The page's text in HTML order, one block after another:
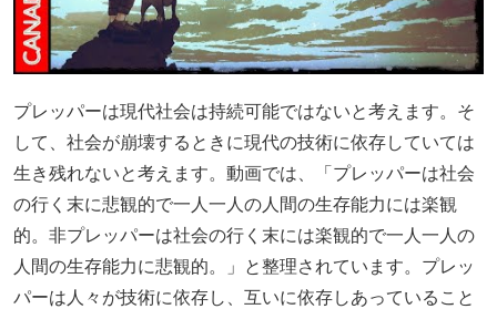
プレッパーは現代社会は持続可能ではないと考えます。そ
して、社会が崩壊するときに現代の技術に依存していては
生き残れないと考えます。動画では、「プレッパーは社会
の行く末に悲観的で一人一人の人間の生存能力には楽観
的。非プレッパーは社会の行く末には楽観的で一人一人の
人間の生存能力に悲観的。」と整理されています。プレッ
パーは人々が技術に依存し、互いに依存しあっていること